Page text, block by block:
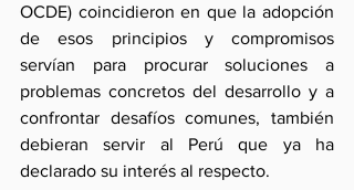
OCDE) coincidieron en que la adopción
de esos principios y compromisos
servían para procurar soluciones a
problemas concretos del desarrollo y a
confrontar desafíos comunes, también
debieran servir al Perú que ya ha
declarado su interés al respecto.